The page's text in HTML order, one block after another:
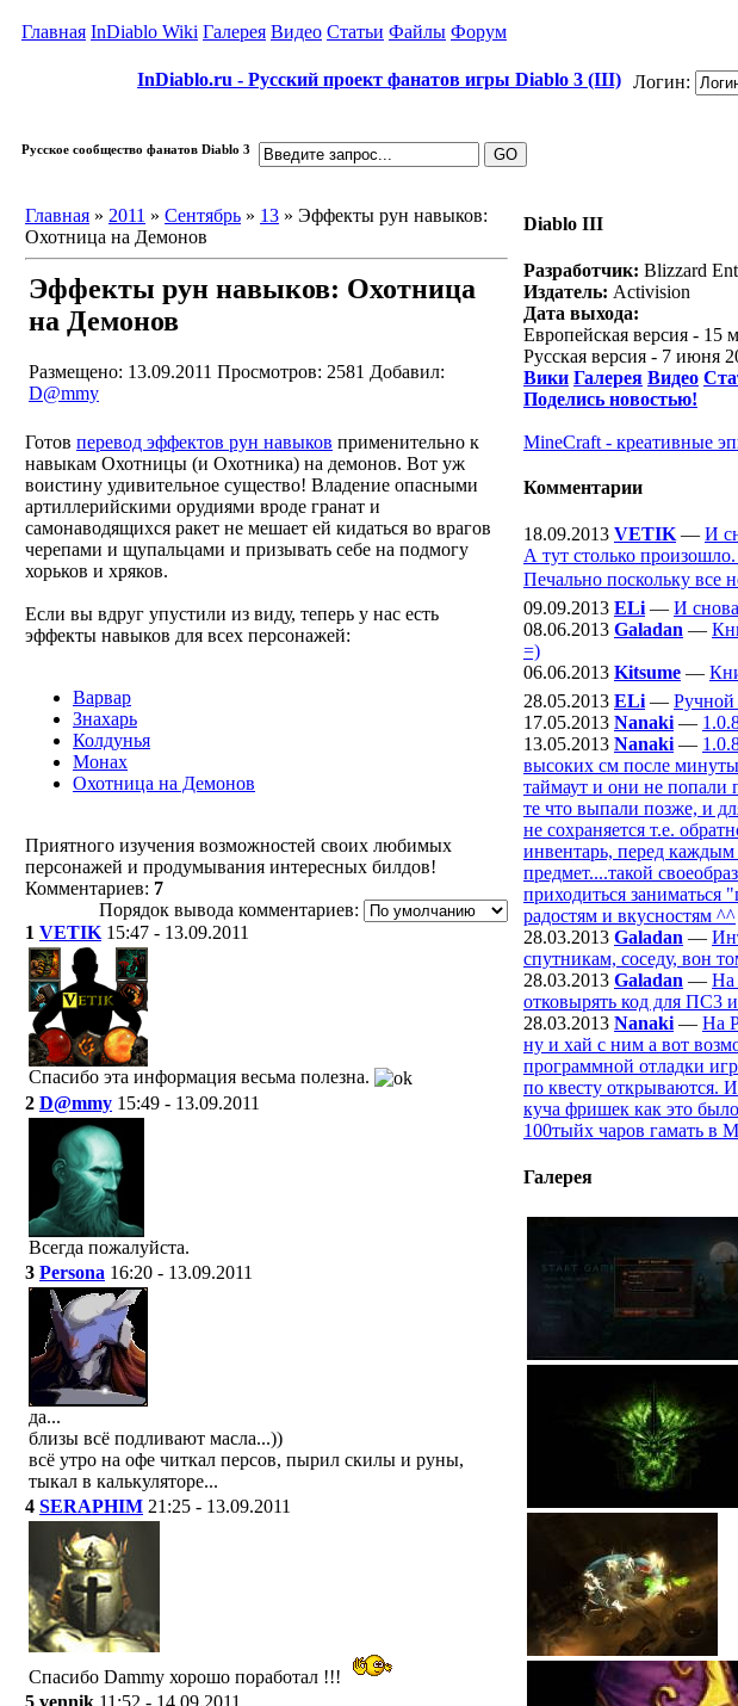
Главная InDiablo Wiki Галерея Видео Статьи Файлы Форум
InDiablo.ru - Русский проект фанатов игры Diablo 3 (III) Логин:
Русское сообщество фанатов Diablo 3
Главная » 2011 » Сентябрь » 13 » Эффекты рун навыков:
Охотница на Демонов
Эффекты рун навыков: Охотница
на Демонов
Размещено: 13.09.2011 Просмотров: 2581 Добавил:
D@mmy
Готов перевод эффектов рун навыков применительно к
навыкам Охотницы (и Охотника) на демонов. Вот уж
воистину удивительное существо! Владение опасными
артиллерийскими орудиями вроде гранат и
самонаводящихся ракет не мешает ей кидаться во врагов
черепами и щупальцами и призывать себе на подмогу
хорьков и хряков.
Если вы вдруг упустили из виду, теперь у нас есть
эффекты навыков для всех персонажей:
Варвар
Знахарь
Колдунья
Монах
Охотница на Демонов
Приятного изучения возможностей своих любимых
персонажей и продумывания интересных билдов!
Комментариев: 7
Порядок вывода комментариев:
1 VETIK 15:47 - 13.09.2011
Спасибо эта информация весьма полезна.
2 D@mmy 15:49 - 13.09.2011
Всегда пожалуйста.
3 Persona 16:20 - 13.09.2011
да...
близы всё подливают масла...))
всё утро на офе читкал персов, пырил скилы и руны,
тыкал в калькуляторе...
4 SERAPHIM 21:25 - 13.09.2011
Спасибо Dammy хорошо поработал !!!
5 vennik 11:52 - 14.09.2011
Diablo III
Разработчик: Blizzard
Издатель: Activision
Дата выхода:
Европейская версия - 15
Русская версия - 7 июня
Вики Галерея Видео
Поделись новостью!
MineCraft - креативные
Комментарии
18.09.2013 VETIK — И
А тут столько произошло.
Печально поскольку все
09.09.2013 ELi — И
08.06.2013 Galadan —
=)
06.06.2013 Kitsume —
28.05.2013 ELi —
17.05.2013 Nanaki —
13.05.2013 Nanaki —
высоких см после
таймаут и они не попали
те что выпали позже, и
не сохраняется т.е.
инвентарь, перед
предмет....такой
приходиться заниматься
радостям и вкусностям ^^
28.03.2013 Galadan —
спутникам, соседу, вон
28.03.2013 Galadan — На
отковырять код для ПС3
28.03.2013 Nanaki — На
ну и хай с ним а вот
программной отладки
по квесту открываются.
куча фришек как это
100тыйх чаров гамать в
Галерея